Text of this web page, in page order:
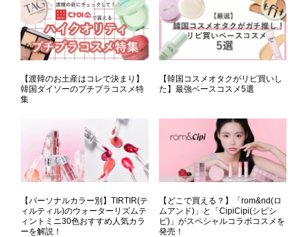
【渡韓のお土産はコレで決まり】
韓国ダイソーのプチプラコスメ特
集
【韓国コスメオタクがリピ買いし
た】最強ベースコスメ5選
【パーソナルカラー別】TIRTIR(テ
ィルティル)のウォーターリズムテ
ィントミニ30色おすすめ人気カラ
ーを解説！
【どこで買える？】「rom&nd(ロ
ムアンド)」と「CipiCipi(シピシ
ピ)」がスペシャルコラボコスメを
発売！